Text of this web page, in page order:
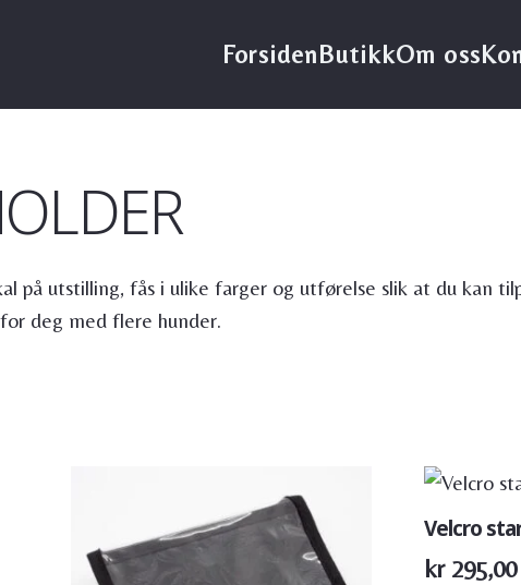
ForsidenButikkOm oss
på utstilling, fås i ulike farger og utførelse slik at du kan
deg med flere hunder.
Velcro
kr295,00